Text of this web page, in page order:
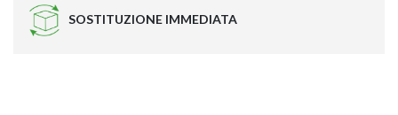
SOSTITUZIONE IMMEDIATA